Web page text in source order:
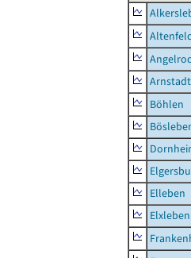
Böhlen
Elleben
Elxleben